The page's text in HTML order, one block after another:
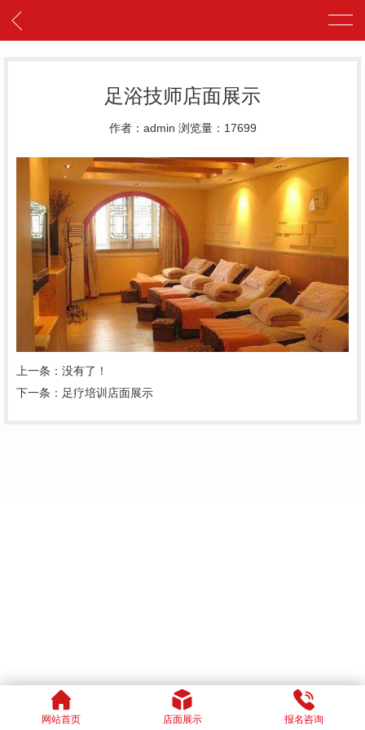
足浴技师店面展示
作者：admin 浏览量：17699
上一条：没有了！
下一条： 足疗培训店面展示
网站首页 店面展示 报名咨询